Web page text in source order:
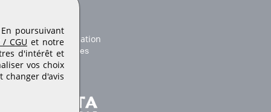
Conseils d'utilisation
de publication
des cookies
poursuivant
/ CGU et notre
d'intérêt et
vos choix
changer d'avis